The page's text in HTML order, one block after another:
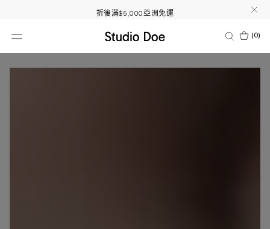
折後滿$5,000亞洲免運
海島渡假必備3件95折
超值點數兌換50%OFF
(0)